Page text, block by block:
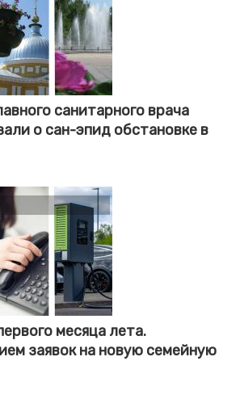
санитарного врача
о сан-эпид обстановке в
месяца лета.
заявок на новую семейную